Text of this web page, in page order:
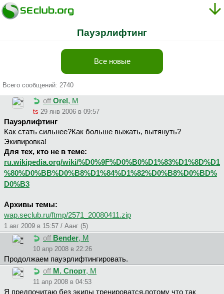
Пауэрлифтинг
Все новые
Всего сообщений: 2740
off Orel , М
ts 29 янв 2006 в 09:57
Пауэрлифтинг
Как стать сильнее?Как больше выжать, вытянуть?
Экипировка!
Для тех, кто не в теме:
ru.wikipedia.org/wiki/%D0%9F%D0%B0%D1%83%D1%8D%D1
%80%D0%BB%D0%B8%D1%84%D1%82%D0%B8%D0%BD%
D0%B3
Архивы темы:
wap.seclub.ru/ftmp/2571_20080411.zip
1 авг 2009 в 15:57 / Аанг (5)
off Bender, М
10 апр 2008 в 22:26
Продолжаем пауэрлифтингировать.
off M. Cпopт, М
11 апр 2008 в 04:53
Я предпочитаю без экипы тренироватся,потому что так